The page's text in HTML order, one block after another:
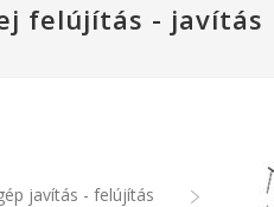
felújítás - javítás
javítás - felújítás